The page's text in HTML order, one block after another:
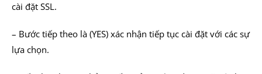
cài đặt SSL.
– Bước tiếp theo là (YES) xác nhận tiếp tục cài đặt với các sự
lựa chọn.